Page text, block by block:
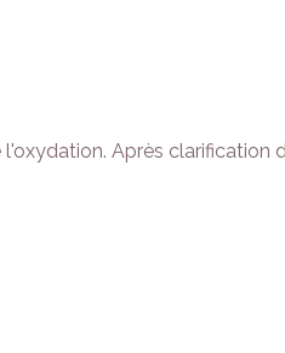
Après clarification